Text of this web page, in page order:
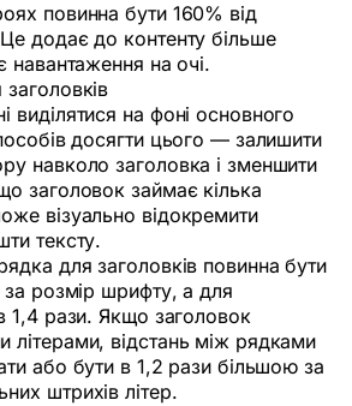
повинна бути 160% від
додає до контенту більше
навантаження на очі.
виділятися на фоні основного
досягти цього — залишити
навколо заголовка і зменшити
заголовок займає кілька
візуально відокремити
тексту.
для заголовків повинна бути
за розмір шрифту, а для
1,4 рази. Якщо заголовок
літерами, відстань між рядками
або бути в 1,2 рази більшою за
штрихів літер.